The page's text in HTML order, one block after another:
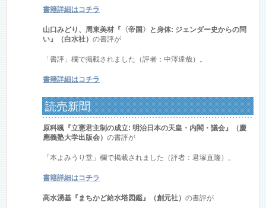
書籍詳細はコチラ
山口みどり、周東美材『〈帝国〉と身体: ジェンダー史からの問
い』（白水社）の書評が
「書評」欄で掲載されました（評者：中澤達哉）。
書籍詳細はコチラ
読売新聞
原科颯『立憲君主制の成立: 明治日本の天皇・内閣・議会』（慶
應義塾大学出版会）の書評が
「本よみうり堂」欄で掲載されました（評者：君塚直隆）。
書籍詳細はコチラ
高水湧基『まちかど給水塔図鑑』（創元社）の書評が